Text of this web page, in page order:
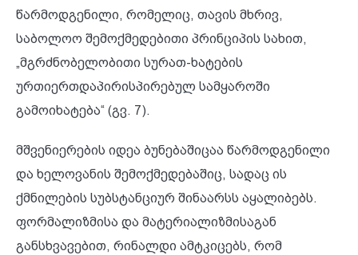
წარმოდგენილი, რომელიც, თავის მხრივ,
საბოლოო შემოქმედებითი პრინციპის სახით,
„მგრძნობელობითი სურათ-ხატების
ურთიერთდაპირისპირებულ სამყაროში
გამოიხატება“ (გვ. 7).
მშვენიერების იდეა ბუნებაშიცაა წარმოდგენილი
და ხელოვანის შემოქმედებაშიც, სადაც ის
ქმნილების სუბსტანციურ შინაარსს აყალიბებს.
ფორმალიზმისა და მატერიალიზმისაგან
განსხვავებით, რინალდი ამტკიცებს, რომ